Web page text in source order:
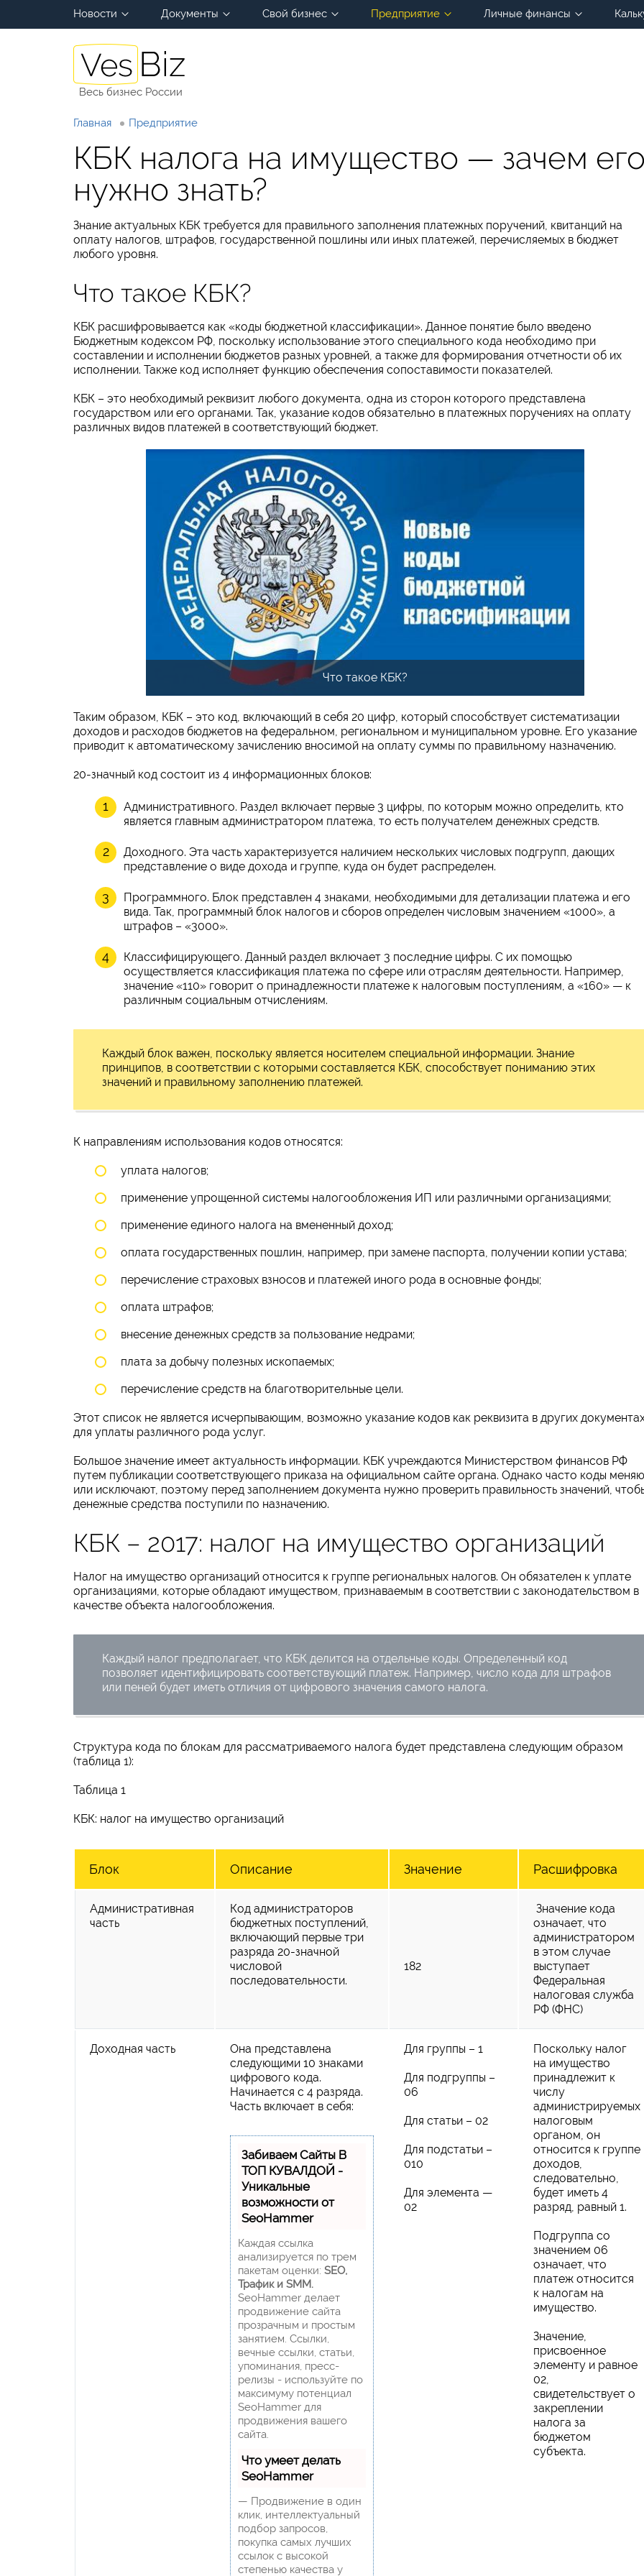
Новости Документы Свой бизнес Предприятие Личные финансы
Весь бизнес России
Главная Предприятие
КБК налога на имущество — зачем его
нужно знать?
Знание актуальных КБК требуется для правильного заполнения платежных поручений, квитанций на
оплату налогов, штрафов, государственной пошлины или иных платежей, перечисляемых в бюджет
любого уровня.
Что такое КБК?
КБК расшифровывается как «коды бюджетной классификации». Данное понятие было введено
Бюджетным кодексом РФ, поскольку использование этого специального кода необходимо при
составлении и исполнении бюджетов разных уровней, а также для формирования отчетности об их
исполнении. Также код исполняет функцию обеспечения сопоставимости показателей.
КБК – это необходимый реквизит любого документа, одна из сторон которого представлена
государством или его органами. Так, указание кодов обязательно в платежных поручениях на оплату
различных видов платежей в соответствующий бюджет.
Что такое КБК?
Таким образом, КБК – это код, включающий в себя 20 цифр, который способствует систематизации
доходов и расходов бюджетов на федеральном, региональном и муниципальном уровне. Его указание
приводит к автоматическому зачислению вносимой на оплату суммы по правильному назначению.
20-значный код состоит из 4 информационных блоков:
Административного. Раздел включает первые 3 цифры, по которым можно определить, кто
является главным администратором платежа, то есть получателем денежных средств.
Доходного. Эта часть характеризуется наличием нескольких числовых подгрупп, дающих
представление о виде дохода и группе, куда он будет распределен.
Программного. Блок представлен 4 знаками, необходимыми для детализации платежа и его
вида. Так, программный блок налогов и сборов определен числовым значением «1000», а
штрафов – «3000».
Классифицирующего. Данный раздел включает 3 последние цифры. С их помощью
осуществляется классификация платежа по сфере или отраслям деятельности. Например,
значение «110» говорит о принадлежности платеже к налоговым поступлениям, а «160» — к
различным социальным отчислениям.
Каждый блок важен, поскольку является носителем специальной информации. Знание
принципов, в соответствии с которыми составляется КБК, способствует пониманию этих
значений и правильному заполнению платежей.
К направлениям использования кодов относятся:
уплата налогов;
применение упрощенной системы налогообложения ИП или различными организациями;
применение единого налога на вмененный доход;
оплата государственных пошлин, например, при замене паспорта, получении копии устава;
перечисление страховых взносов и платежей иного рода в основные фонды;
оплата штрафов;
внесение денежных средств за пользование недрами;
плата за добычу полезных ископаемых;
перечисление средств на благотворительные цели.
Этот список не является исчерпывающим, возможно указание кодов как реквизита в других
для уплаты различного рода услуг.
Большое значение имеет актуальность информации. КБК учреждаются Министерством финансов РФ
путем публикации соответствующего приказа на официальном сайте органа. Однако часто коды
или исключают, поэтому перед заполнением документа нужно проверить правильность значений,
денежные средства поступили по назначению.
КБК – 2017: налог на имущество организаций
Налог на имущество организаций относится к группе региональных налогов. Он обязателен к уплате
организациями, которые обладают имуществом, признаваемым в соответствии с законодательством в
качестве объекта налогообложения.
Каждый налог предполагает, что КБК делится на отдельные коды. Определенный код
позволяет идентифицировать соответствующий платеж. Например, число кода для штрафов
или пеней будет иметь отличия от цифрового значения самого налога.
Структура кода по блокам для рассматриваемого налога будет представлена следующим образом
(таблица 1):
Таблица 1
КБК: налог на имущество организаций
Блок Описание Значение Расшифровка
Административная
часть
Код администраторов
бюджетных поступлений,
включающий первые три
разряда 20-значной
числовой
последовательности.
182
Значение кода
означает, что
администратором
в этом случае
выступает
Федеральная
налоговая служба
РФ (ФНС)
Доходная часть
Она представлена
следующими 10 знаками
цифрового кода.
Начинается с 4 разряда.
Часть включает в себя:
Забиваем Сайты В
ТОП КУВАЛДОЙ -
Уникальные
возможности от
SeoHammer
Каждая ссылка
анализируется по трем
пакетам оценки: SEO,
Трафик и SMM.
SeoHammer делает
продвижение сайта
прозрачным и простым
занятием. Ссылки,
вечные ссылки, статьи,
упоминания, пресс-
релизы - используйте по
максимуму потенциал
SeoHammer для
продвижения вашего
сайта.
Что умеет делать
SeoHammer
— Продвижение в один
клик, интеллектуальный
подбор запросов,
покупка самых лучших
ссылок с высокой
степенью качества у
Для группы – 1
Для подгруппы –
06
Для статьи – 02
Для подстатьи –
010
Для элемента —
02
Поскольку налог
на имущество
принадлежит к
числу
администрируемых
налоговым
органом, он
относится к группе
доходов,
следовательно,
будет иметь 4
разряд, равный 1.
Подгруппа со
значением 06
означает, что
платеж относится
к налогам на
имущество.
Значение,
присвоенное
элементу и равное
02,
свидетельствует о
закреплении
налога за
бюджетом
субъекта.